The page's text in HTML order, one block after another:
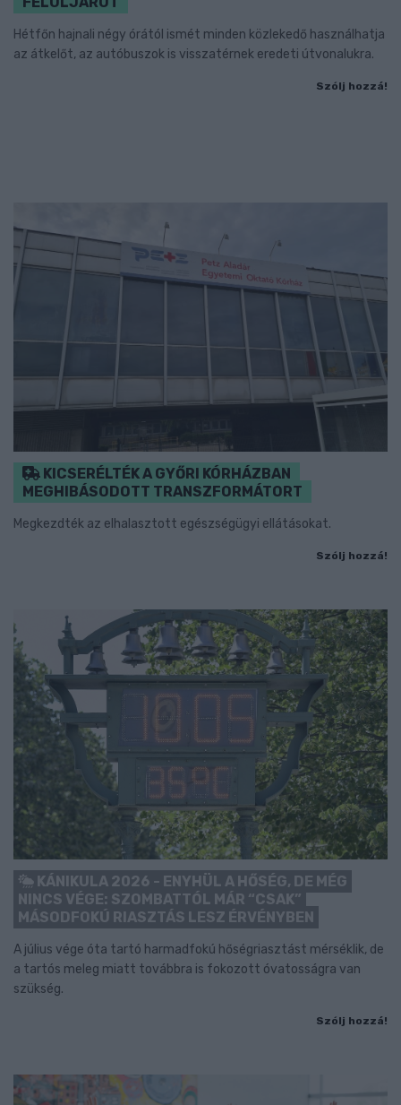
Hétfőn hajnali négy órától ismét minden közlekedő használhatja
az átkelőt, az autóbuszok is visszatérnek eredeti útvonalukra.
Szólj hozzá!
KICSERÉLTÉK A GYŐRI KÓRHÁZBAN
MEGHIBÁSODOTT TRANSZFORMÁTORT
Megkezdték az elhalasztott egészségügyi ellátásokat.
Szólj hozzá!
KÁNIKULA 2026 - ENYHÜL A HŐSÉG, DE MÉG
NINCS VÉGE: SZOMBATTÓL MÁR “CSAK”
MÁSODFOKÚ RIASZTÁS LESZ ÉRVÉNYBEN
A július vége óta tartó harmadfokú hőségriasztást mérséklik, de
a tartós meleg miatt továbbra is fokozott óvatosságra van
szükség.
Szólj hozzá!